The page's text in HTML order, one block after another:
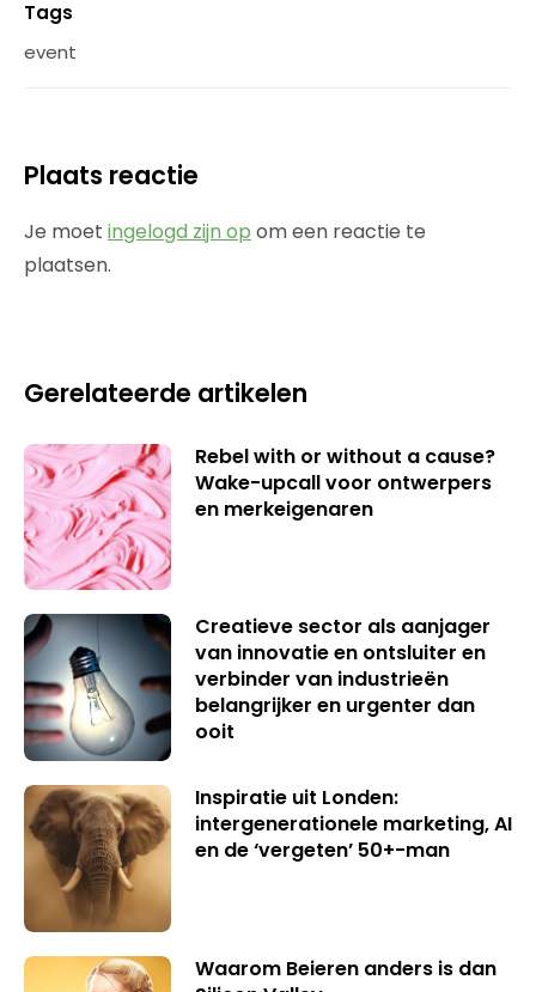
Tags
event
Plaats reactie
Je moet ingelogd zijn op om een reactie te
plaatsen.
Gerelateerde artikelen
Rebel with or without a cause?
Wake-upcall voor ontwerpers
en merkeigenaren
Creatieve sector als aanjager
van innovatie en ontsluiter en
verbinder van industrieën
belangrijker en urgenter dan
ooit
Inspiratie uit Londen:
intergenerationele marketing, AI
en de ‘vergeten’ 50+-man
Waarom Beieren anders is dan